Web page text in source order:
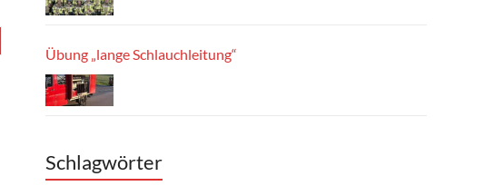
Übung „lange Schlauchleitung“
Schlagwörter